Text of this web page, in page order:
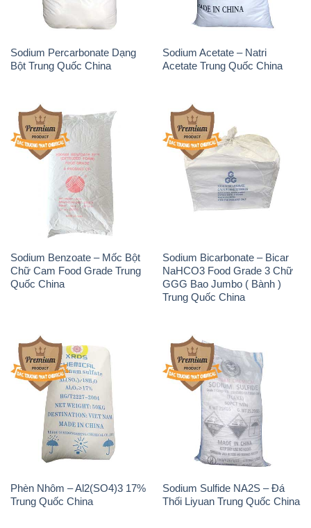
Sodium Percarbonate Dạng
Bột Trung Quốc China
Sodium Acetate – Natri
Acetate Trung Quốc China
Sodium Benzoate – Mốc Bột
Chữ Cam Food Grade Trung
Quốc China
Sodium Bicarbonate – Bicar
NaHCO3 Food Grade 3 Chữ
GGG Bao Jumbo ( Bành )
Trung Quốc China
Phèn Nhôm – Al2(SO4)3 17%
Trung Quốc China
Sodium Sulfide NA2S – Đá
Thối Liyuan Trung Quốc China